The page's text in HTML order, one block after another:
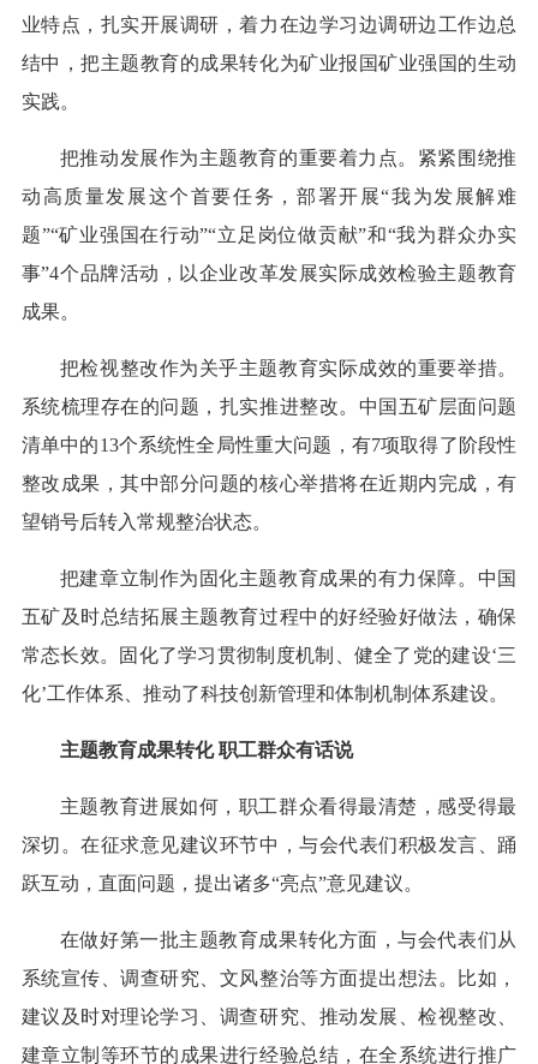
业特点，扎实开展调研，着力在边学习边调研边工作边总
结中，把主题教育的成果转化为矿业报国矿业强国的生动
实践。
把推动发展作为主题教育的重要着力点。紧紧围绕推
动高质量发展这个首要任务，部署开展“我为发展解难
题”“矿业强国在行动”“立足岗位做贡献”和“我为群众办实
事”4个品牌活动，以企业改革发展实际成效检验主题教育
成果。
把检视整改作为关乎主题教育实际成效的重要举措。
系统梳理存在的问题，扎实推进整改。中国五矿层面问题
清单中的13个系统性全局性重大问题，有7项取得了阶段性
整改成果，其中部分问题的核心举措将在近期内完成，有
望销号后转入常规整治状态。
把建章立制作为固化主题教育成果的有力保障。中国
五矿及时总结拓展主题教育过程中的好经验好做法，确保
常态长效。固化了学习贯彻制度机制、健全了党的建设‘三
化’工作体系、推动了科技创新管理和体制机制体系建设。
主题教育成果转化 职工群众有话说
主题教育进展如何，职工群众看得最清楚，感受得最
深切。在征求意见建议环节中，与会代表们积极发言、踊
跃互动，直面问题，提出诸多“亮点”意见建议。
在做好第一批主题教育成果转化方面，与会代表们从
系统宣传、调查研究、文风整治等方面提出想法。比如，
建议及时对理论学习、调查研究、推动发展、检视整改、
建章立制等环节的成果进行经验总结，在全系统进行推广